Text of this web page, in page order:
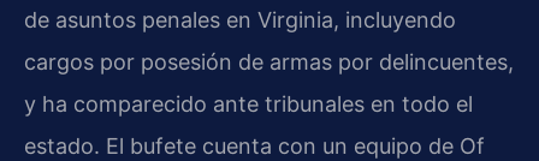
de asuntos penales en Virginia, incluyendo
cargos por posesión de armas por delincuentes,
y ha comparecido ante tribunales en todo el
estado. El bufete cuenta con un equipo de Of